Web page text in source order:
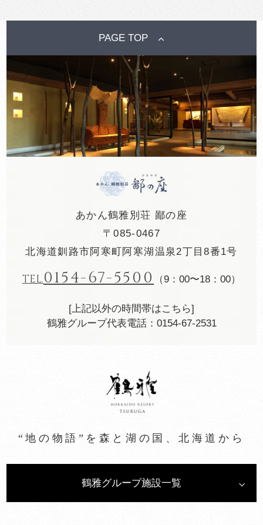
PAGE TOP
あかん鶴雅別荘 鄙の座
〒085-0467
北海道釧路市阿寒町阿寒湖温泉2丁目8番1号
TEL.0154-67-5500 （9：00〜18：00）
[上記以外の時間帯はこちら]
鶴雅グループ代表電話：0154-67-2531
“地の物語”を森と湖の国、北海道から
鶴雅グループ施設一覧